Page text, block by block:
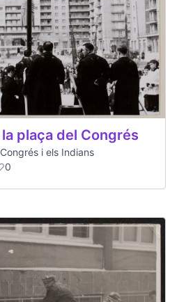
plaça del Congrés
i els Indians
0